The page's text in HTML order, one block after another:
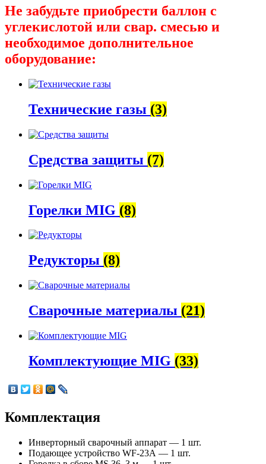
Не забудьте приобрести баллон с
углекислотой или свар. смесью и
необходимое дополнительное
оборудование:
Технические газы (3)
Средства защиты (7)
Горелки MIG (8)
Редукторы (8)
Сварочные материалы (21)
Комплектующие MIG (33)
Комплектация
Инверторный сварочный аппарат — 1 шт.
Подающее устройство WF-23А — 1 шт.